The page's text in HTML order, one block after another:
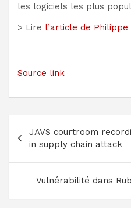
les logiciels les plus
> Lire l’article de
Source link
de
l’article
JAVS courtroom
in supply chain attack
Vulnérabilité dans